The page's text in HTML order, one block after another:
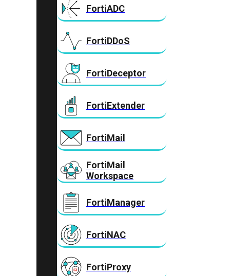
FortiADC
FortiDDoS
FortiDeceptor
FortiExtender
FortiMail
FortiMail
Workspace
FortiManager
FortiNAC
FortiProxy